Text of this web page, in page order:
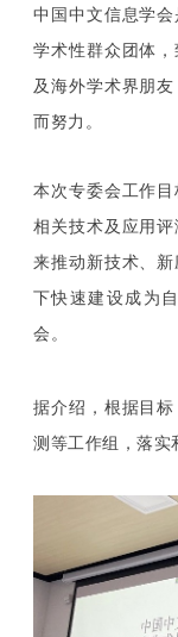
中国中文信息学
学术性群众团体
及海外学术界朋
而努力。
本次专委会工作
相关技术及应用
来推动新技术、
下快速建设成为
会。
据介绍，根据目
测等工作组，落实